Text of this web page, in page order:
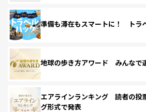
準備も滞在もスマートに！ トラ
地球の歩き方アワード みんなで
エアラインランキング 読者の投
グ形式で発表